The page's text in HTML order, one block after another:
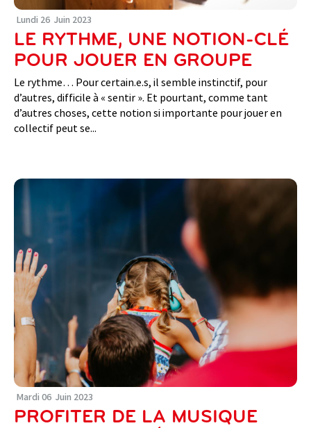
Lundi 26 Juin 2023
LE RYTHME, UNE NOTION-CLÉ
POUR JOUER EN GROUPE
Le rythme… Pour certain.e.s, il semble instinctif, pour
d’autres, difficile à « sentir ». Et pourtant, comme tant
d’autres choses, cette notion si importante pour jouer en
collectif peut se...
Mardi 06 Juin 2023
PROFITER DE LA MUSIQUE